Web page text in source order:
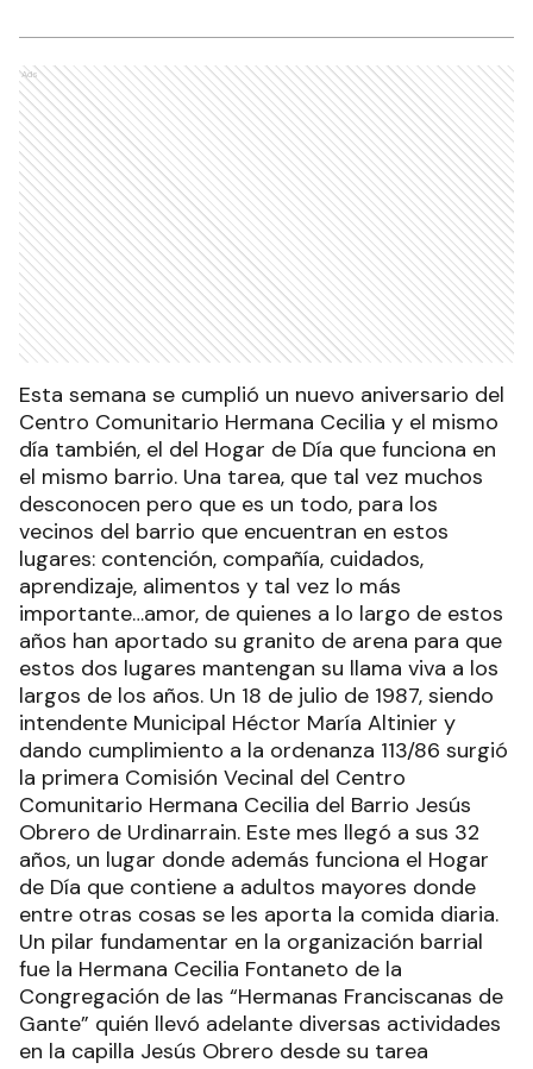
Ads
Esta semana se cumplió un nuevo aniversario del
Centro Comunitario Hermana Cecilia y el mismo
día también, el del Hogar de Día que funciona en
el mismo barrio. Una tarea, que tal vez muchos
desconocen pero que es un todo, para los
vecinos del barrio que encuentran en estos
lugares: contención, compañía, cuidados,
aprendizaje, alimentos y tal vez lo más
importante…amor, de quienes a lo largo de estos
años han aportado su granito de arena para que
estos dos lugares mantengan su llama viva a los
largos de los años. Un 18 de julio de 1987, siendo
intendente Municipal Héctor María Altinier y
dando cumplimiento a la ordenanza 113/86 surgió
la primera Comisión Vecinal del Centro
Comunitario Hermana Cecilia del Barrio Jesús
Obrero de Urdinarrain. Este mes llegó a sus 32
años, un lugar donde además funciona el Hogar
de Día que contiene a adultos mayores donde
entre otras cosas se les aporta la comida diaria.
Un pilar fundamentar en la organización barrial
fue la Hermana Cecilia Fontaneto de la
Congregación de las “Hermanas Franciscanas de
Gante” quién llevó adelante diversas actividades
en la capilla Jesús Obrero desde su tarea